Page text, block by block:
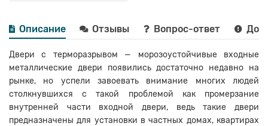
Описание Отзывы Вопрос-ответ
Двери с терморазрывом — морозоустойчивые входные
металлические двери появились достаточно недавно на
рынке, но успели завоевать внимание многих людей
столкнувшихся с такой проблемой как промерзание
внутренней части входной двери, ведь такие двери
предназначены для установки в частных домах, квартирах